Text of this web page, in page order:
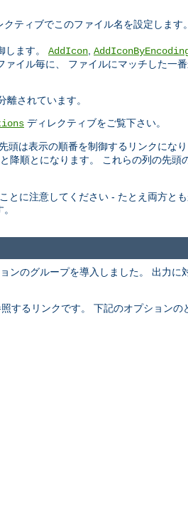
クティブでこのファイル名を設定します
します。 AddIcon,
イル毎に、 ファイルにマッチした一
されています。
ディレクティブをご覧下さい。
頭は表示の順番を制御するリンクにな
降順とになります。 これらの列の先頭
とに注意してください - たとえ両方と
ンのグループを導入しました。 出力に
するリンクです。 下記のオプションの